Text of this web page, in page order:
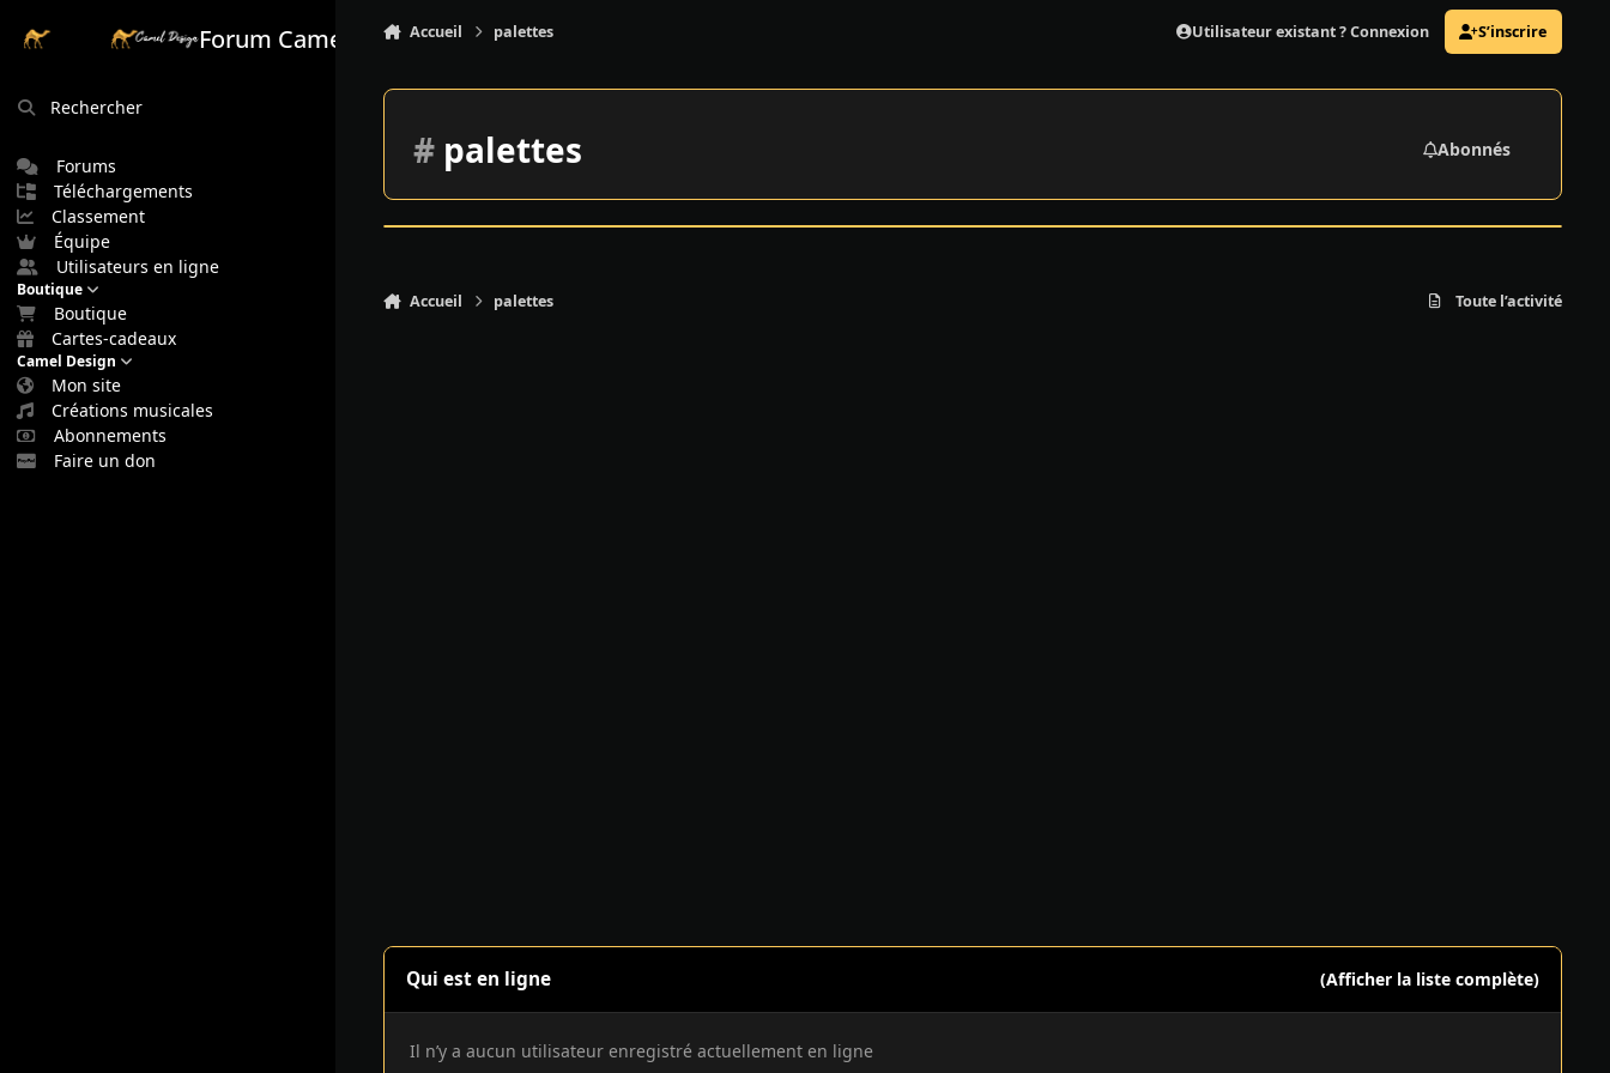
Forum Camel Design
Rechercher
Forums
Téléchargements
Classement
Équipe
Utilisateurs en ligne
Boutique
Boutique
Cartes-cadeaux
Camel Design
Mon site
Créations musicales
Abonnements
Faire un don
Accueil palettes Utilisateur existant ? Connexion S’inscrire
#palettes Abonnés
Accueil palettes Toute l’activité
Qui est en ligne (Afficher la liste complète)
Il n’y a aucun utilisateur enregistré actuellement en ligne